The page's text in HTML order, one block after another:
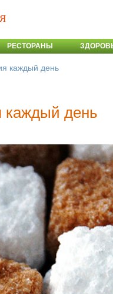
РЕСТОРАНЫ
каждый день
каждый день